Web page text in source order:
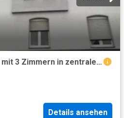
Erdgeschosswohnung mit 3 Zimmern in zentraler Lage von LÃ¼denscheid
Details ansehen